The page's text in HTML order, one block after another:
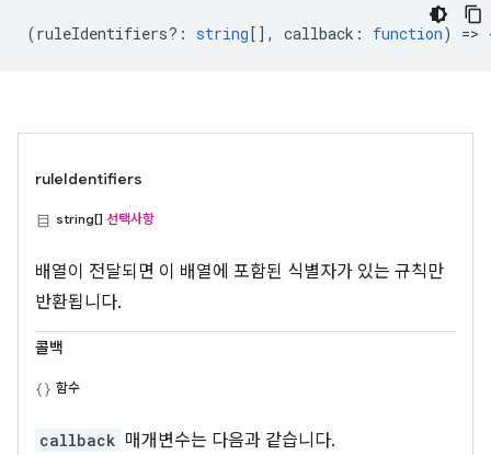
(ruleIdentifiers? : string [], callback : function)
ruleIdentifiers
string[] 선택사항
배열이 전달되면 이 배열에 포함된 식별자가 있는 규칙만
반환됩니다.
콜백
함수
callback 매개변수는 다음과 같습니다.